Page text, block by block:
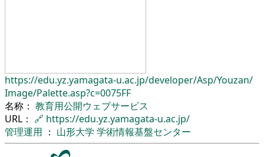
https://edu.yz.yamagata-u.ac.jp/developer/Asp/Youzan/
Image/Palette.asp?c=0075FF
名称： 教育用公開ウェブサービス
URL： 🔗 https://edu.yz.yamagata-u.ac.jp/
管理運用 ： 山形大学 学術情報基盤センター